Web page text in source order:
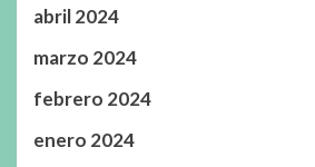
abril 2024
marzo 2024
febrero 2024
enero 2024